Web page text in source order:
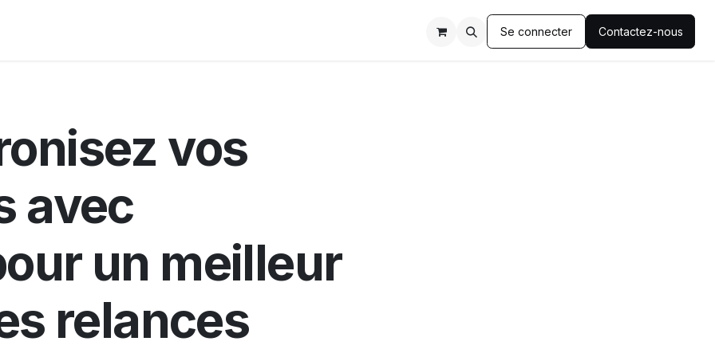
Se connecter Contactez-nous
vos
avec
un meilleur
relances